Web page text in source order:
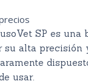
SP es una
su alta precisión
usar.